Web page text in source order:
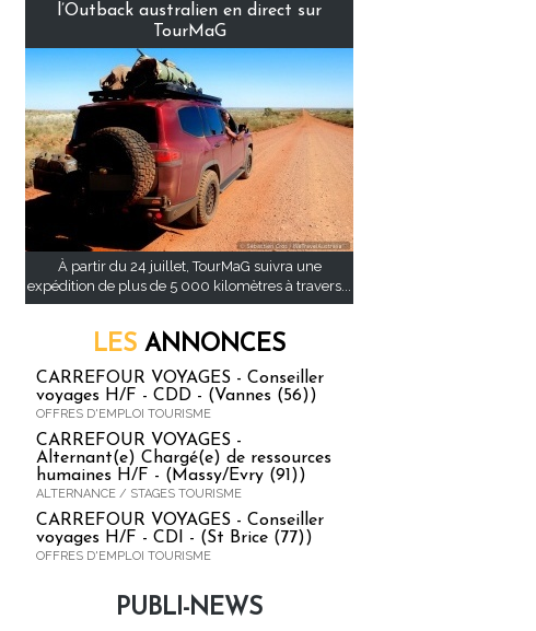
l’Outback australien en direct sur
TourMaG
À partir du 24 juillet, TourMaG suivra une
expédition de plus de 5 000 kilomètres à travers...
LES ANNONCES
CARREFOUR VOYAGES - Conseiller
voyages H/F - CDD - (Vannes (56))
OFFRES D'EMPLOI TOURISME
CARREFOUR VOYAGES -
Alternant(e) Chargé(e) de ressources
humaines H/F - (Massy/Evry (91))
ALTERNANCE / STAGES TOURISME
CARREFOUR VOYAGES - Conseiller
voyages H/F - CDI - (St Brice (77))
OFFRES D'EMPLOI TOURISME
PUBLI-NEWS